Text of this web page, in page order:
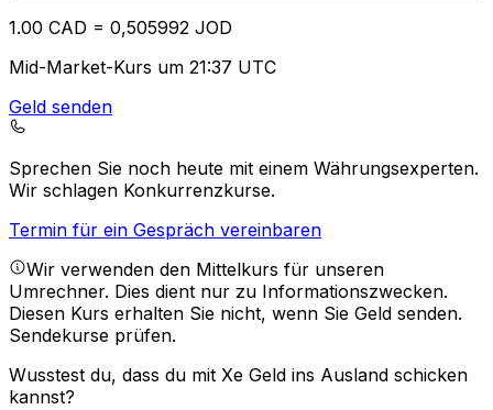
1.00 CAD = 0,505992 JOD
Mid-Market-Kurs um 21:37 UTC
Geld senden
Sprechen Sie noch heute mit einem Währungsexperten.
Wir schlagen Konkurrenzkurse.
Termin für ein Gespräch vereinbaren
Wir verwenden den Mittelkurs für unseren
Umrechner. Dies dient nur zu Informationszwecken.
Diesen Kurs erhalten Sie nicht, wenn Sie Geld senden.
Sendekurse prüfen.
Wusstest du, dass du mit Xe Geld ins Ausland schicken
kannst?